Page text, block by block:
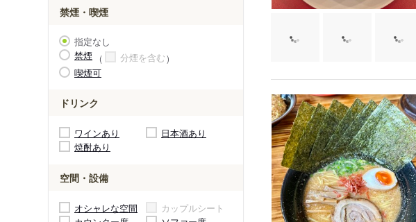
禁煙・喫煙
指定なし
禁煙
分煙を含む
喫煙可
ドリンク
ワインあり
日本酒あり
焼酎あり
空間・設備
オシャレな空間
カップルシート